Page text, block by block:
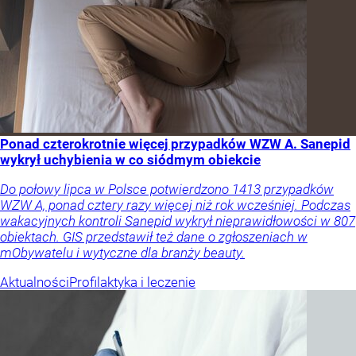
Ponad czterokrotnie więcej przypadków WZW A. Sanepid
wykrył uchybienia w co siódmym obiekcie
Do połowy lipca w Polsce potwierdzono 1413 przypadków
WZW A, ponad cztery razy więcej niż rok wcześniej. Podczas
wakacyjnych kontroli Sanepid wykrył nieprawidłowości w 807
obiektach. GIS przedstawił też dane o zgłoszeniach w
mObywatelu i wytyczne dla branży beauty.
AktualnościProfilaktyka i leczenie